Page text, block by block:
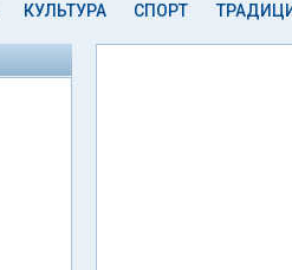
КУЛЬТУРА СПОРТ